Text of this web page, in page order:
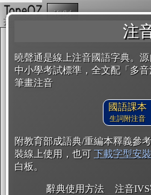
注
曉聲通是線上注音國語字典。源
中小學考試標準，全文配「多
筆畫注音
國語課本
生詞附注音
附教育部成語典/重編本釋義參
裝線上使用，也可 下載字型安裝
白板。
辭典使用方法 注音
複製